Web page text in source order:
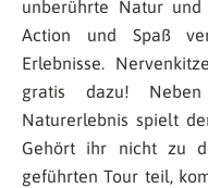
unberührte Natur
Action und Spaß
Erlebnisse.
gratis dazu!
Naturerlebnis spielt
Gehört ihr nicht zu
geführten Tour teil,